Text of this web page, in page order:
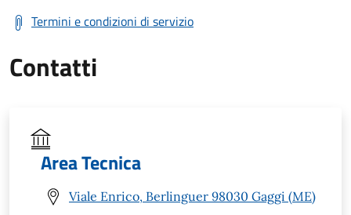
Termini e condizioni di servizio
Contatti
Area Tecnica
Viale Enrico, Berlinguer 98030 Gaggi (ME)